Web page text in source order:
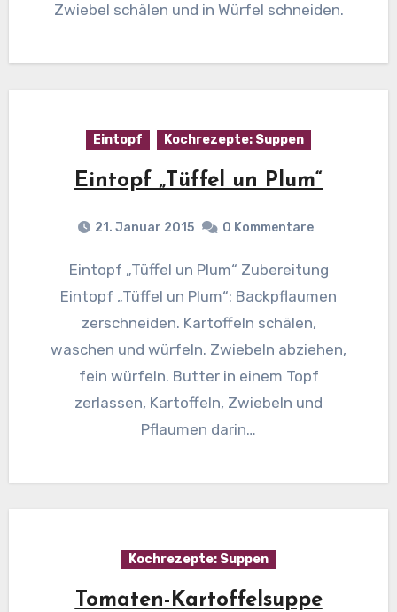
Zwiebel schälen und in Würfel schneiden.
Eintopf Kochrezepte: Suppen
Eintopf „Tüffel un Plum“
21. Januar 2015 0 Kommentare
Eintopf „Tüffel un Plum“ Zubereitung
Eintopf „Tüffel un Plum“: Backpflaumen
zerschneiden. Kartoffeln schälen,
waschen und würfeln. Zwiebeln abziehen,
fein würfeln. Butter in einem Topf
zerlassen, Kartoffeln, Zwiebeln und
Pflaumen darin…
Kochrezepte: Suppen
Tomaten-Kartoffelsuppe